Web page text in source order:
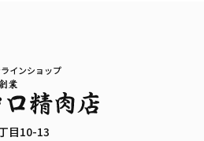
インショップ
目10-13